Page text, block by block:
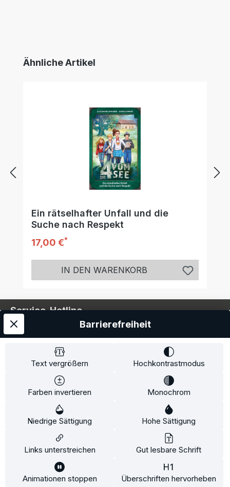
Produktgalerie überspringen
Ähnliche Artikel
Ein rätselhafter Unfall und die
Suche nach Respekt
Regulärer Preis:
17,00 €*
IN DEN WARENKORB
Service-Hotline
Service
Information
* Alle Preise inkl. gesetzl. Mehrwertsteuer zzgl.
und ggf. Nachnahmegebühren, wenn
Text vergrößern Hochkontrastmodus
Farben invertieren Monochrom
Niedrige Sättigung Hohe Sättigung
Links unterstreichen Gut lesbare Schrift
Animationen stoppen Überschriften hervorheben
Barrierefreiheit
Diese Website verwendet Cookies, um eine bestmögliche